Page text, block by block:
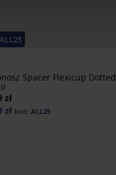
Spacer Flexicup Dotted
zł
zł kod: ALL25